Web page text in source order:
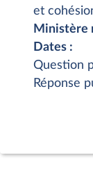
et
Ministère
Dates :
Question
Réponse